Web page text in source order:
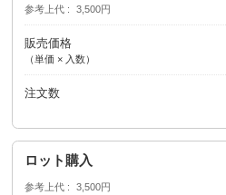
参考上代 3,500円
販売価格
（単価 × 入数）
注文数
ロット購入
参考上代 3,500円